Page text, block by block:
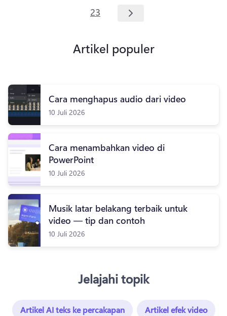
23
Artikel populer
Cara menghapus audio dari video
10 Juli 2026
Cara menambahkan video di
PowerPoint
10 Juli 2026
Musik latar belakang terbaik untuk
video — tip dan contoh
10 Juli 2026
Jelajahi topik
Artikel AI teks ke percakapan Artikel efek video